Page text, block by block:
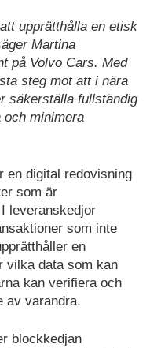
upprätthålla en etisk
Martina
på Volvo Cars. Med
steg mot att i nära
säkerställa fullständig
och minimera
en digital redovisning
som är
leveranskedjor
som inte
en
vilka data som kan
kan verifiera och
av varandra.
blockkedjan